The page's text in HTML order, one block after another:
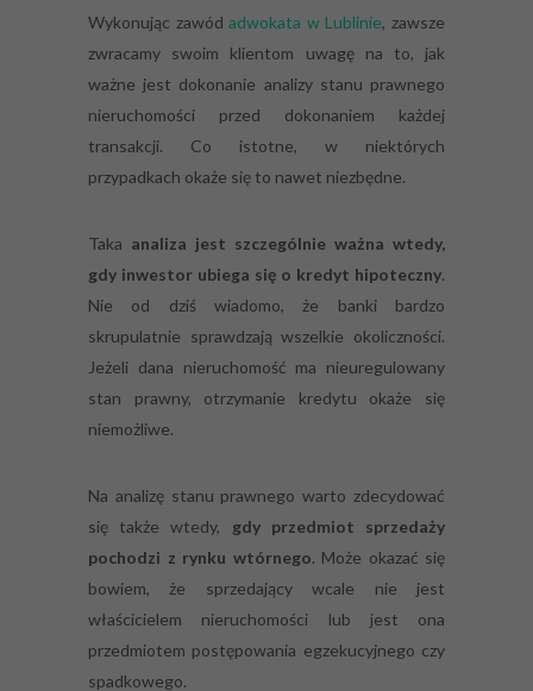
Wykonując zawódadwokata w Lublinie, zawsze
zwracamy swoim klientom uwagę na to, jak
ważne jest dokonanie analizy stanu prawnego
nieruchomości przed dokonaniem każdej
transakcji. Co istotne, w niektórych
przypadkach okaże się to nawet niezbędne.
Taka analiza jest szczególnie ważna wtedy,
gdy inwestor ubiega się o kredyt hipoteczny.
Nie od dziś wiadomo, że banki bardzo
skrupulatnie sprawdzają wszelkie okoliczności.
Jeżeli dana nieruchomość ma nieuregulowany
stan prawny, otrzymanie kredytu okaże się
niemożliwe.
Na analizę stanu prawnego warto zdecydować
się także wtedy, gdy przedmiot sprzedaży
pochodzi z rynku wtórnego. Może okazać się
bowiem, że sprzedający wcale nie jest
właścicielem nieruchomości lub jest ona
przedmiotem postępowania egzekucyjnego czy
spadkowego.